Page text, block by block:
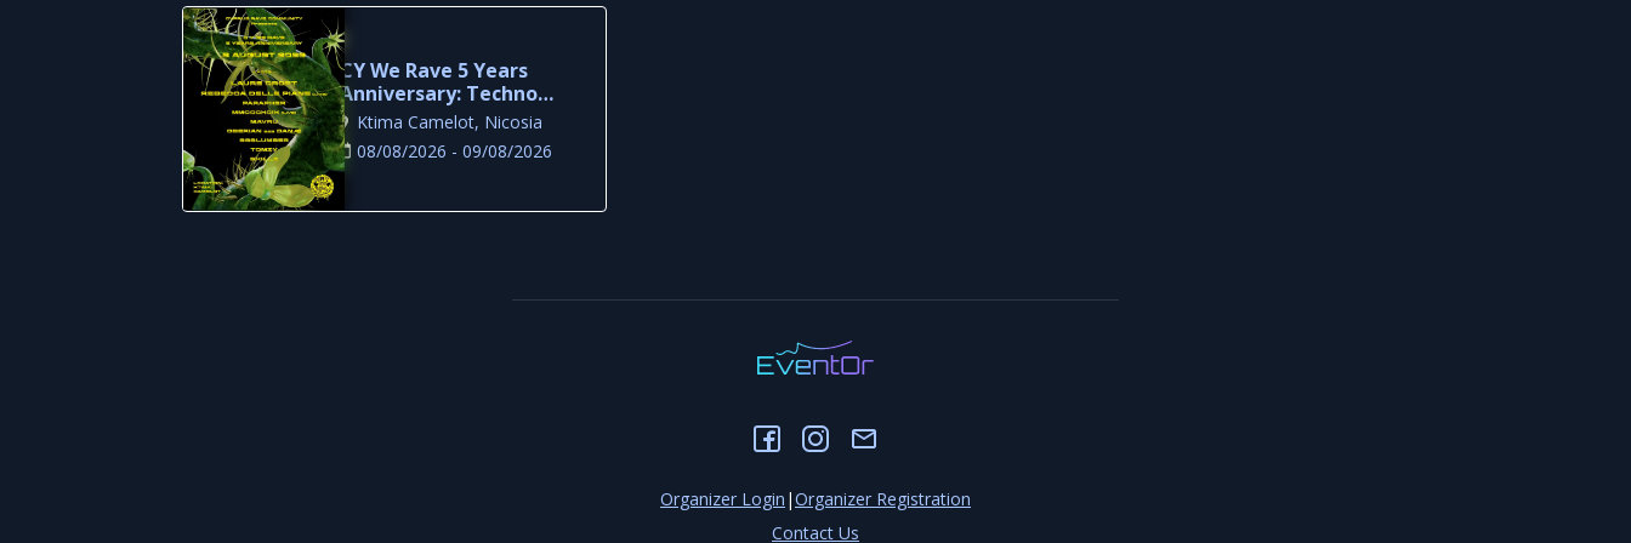
CY We Rave 5 Years
Anniversary: Techno
Festival at Ktima
Camelot
Ktima Camelot, Nicosia
08/08/2026 - 09/08/2026
Organizer Login |Organizer Registration
Contact Us